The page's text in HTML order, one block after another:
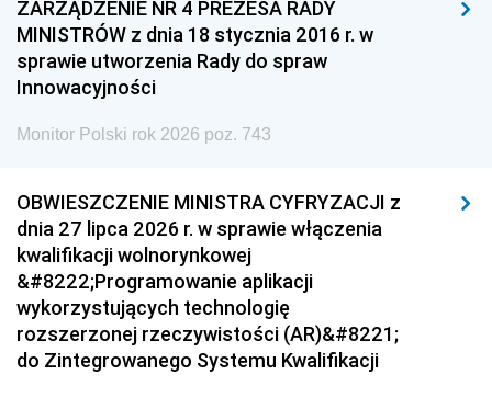
ZARZĄDZENIE NR 4 PREZESA RADY
MINISTRÓW z dnia 18 stycznia 2016 r. w
sprawie utworzenia Rady do spraw
Innowacyjności
Monitor Polski rok 2026 poz. 743
OBWIESZCZENIE MINISTRA CYFRYZACJI z
dnia 27 lipca 2026 r. w sprawie włączenia
kwalifikacji wolnorynkowej
&#8222;Programowanie aplikacji
wykorzystujących technologię
rozszerzonej rzeczywistości (AR)&#8221;
do Zintegrowanego Systemu Kwalifikacji